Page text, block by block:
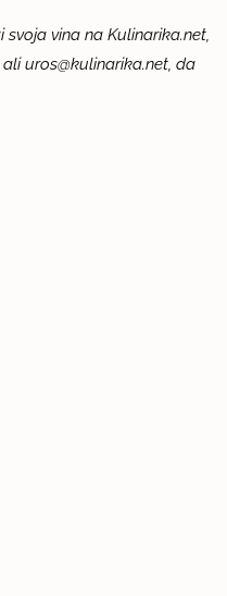
vina na Kulinarika.net,
aliuros@kulinarika.net, da